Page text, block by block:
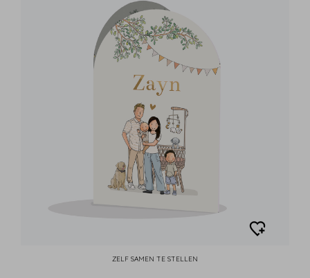
ZELF SAMEN TE STELLEN